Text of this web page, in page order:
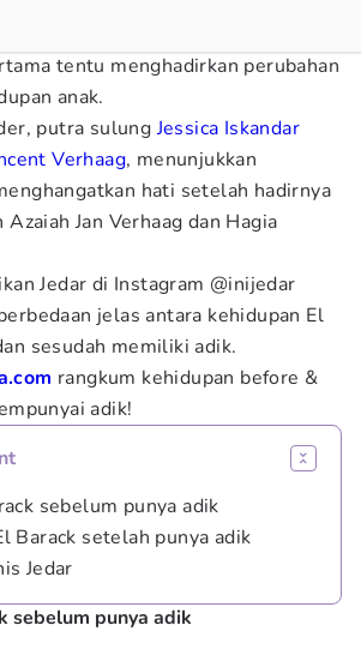
tentu menghadirkan perubahan
anak.
putra sulungJessica Iskandar
Verhaag, menunjukkan
hati setelah hadirnya
Jan Verhaag dan Hagia
Jedar di Instagram @inijedar
jelas antara kehidupan El
sesudah memiliki adik.
rangkum kehidupan before &
adik!
sebelum punya adik
Barack setelah punya adik
Jedar
sebelum punya adik